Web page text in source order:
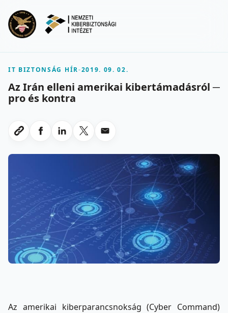
IT BIZTONSÁG HÍR-2019. 09. 02.
Az Irán elleni amerikai kibertámadásról ─
pro és kontra
Link masolasa
Megosztas Facebookon
Megosztas LinkedInen
Megosztas X-en
Megosztas emailben
Az amerikai kiberparancsnokság (Cyber Command)